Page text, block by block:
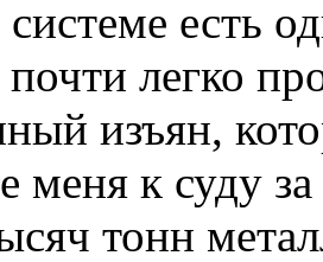
есть
легко
изъян,
меня к суду
тонн